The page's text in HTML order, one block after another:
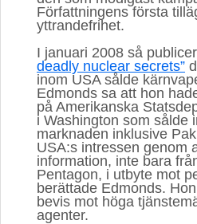
Författningens första
yttrandefrihet.
I januari 2008 så
deadly nuclear secrets”
inom USA sålde
Edmonds sa att hon
på Amerikanska
i Washington som sålde
marknaden inklusive
USA:s intressen genom
information, inte bara
Pentagon, i utbyte mot
berättade Edmonds.
bevis mot höga
agenter.